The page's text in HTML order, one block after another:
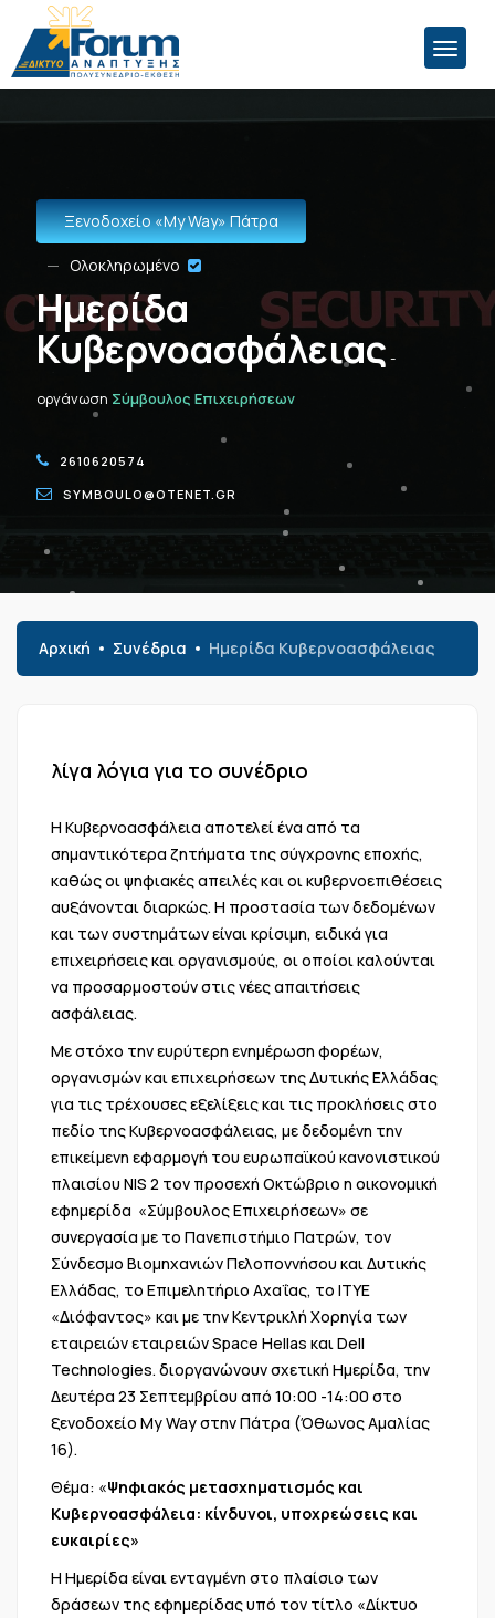
Ξενοδοχείο «Μy Way» Πάτρα
Ολοκληρωμένο
Ημερίδα
Κυβερνοασφάλειας -
οργάνωση Σύμβουλος Επιχειρήσεων
2610620574
SYMBOULO@OTENET.GR
Αρχική Συνέδρια Ημερίδα Κυβερνοασφάλειας
λίγα λόγια για το συνέδριο
Η Κυβερνοασφάλεια αποτελεί ένα από τα
σημαντικότερα ζητήματα της σύγχρονης εποχής,
καθώς οι ψηφιακές απειλές και οι κυβερνοεπιθέσεις
αυξάνονται διαρκώς. Η προστασία των δεδομένων
και των συστημάτων είναι κρίσιμη, ειδικά για
επιχειρήσεις και οργανισμούς, οι οποίοι καλούνται
να προσαρμοστούν στις νέες απαιτήσεις
ασφάλειας.
Με στόχο την ευρύτερη ενημέρωση φορέων,
οργανισμών και επιχειρήσεων της Δυτικής Ελλάδας
για τις τρέχουσες εξελίξεις και τις προκλήσεις στο
πεδίο της Κυβερνοασφάλειας, με δεδομένη την
επικείμενη εφαρμογή του ευρωπαϊκού κανονιστικού
πλαισίου NIS 2 τον προσεχή Οκτώβριο η οικονομική
εφημερίδα «Σύμβουλος Επιχειρήσεων» σε
συνεργασία με το Πανεπιστήμιο Πατρών, τον
Σύνδεσμο Βιομηχανιών Πελοποννήσου και Δυτικής
Ελλάδας, το Επιμελητήριο Αχαΐας, το ΙΤΥΕ
«Διόφαντος» και με την Κεντρικλή Χορηγία των
εταιρειών εταιρειών Space Hellas και Dell
Technologies. διοργανώνουν σχετική Ημερίδα, την
Δευτέρα 23 Σεπτεμβρίου από 10:00 -14:00 στο
ξενοδοχείο My Way στην Πάτρα (Όθωνος Αμαλίας
16).
Θέμα: «Ψηφιακός μετασχηματισμός και
Κυβερνοασφάλεια: κίνδυνοι, υποχρεώσεις και
ευκαιρίες»
Η Ημερίδα είναι ενταγμένη στο πλαίσιο των
δράσεων της εφημερίδας υπό τον τίτλο «Δίκτυο